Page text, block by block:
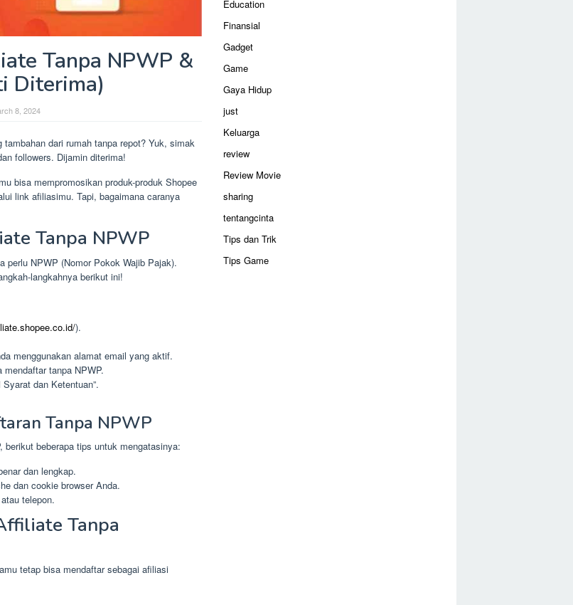
Tanpa NPWP &
Diterima)
8, 2024
dari rumah tanpa repot? Yuk, simak
followers. Dijamin diterima!
bisa mempromosikan produk-produk Shopee
link afiliasimu. Tapi, bagaimana caranya
Tanpa NPWP
perlu NPWP (Nomor Pokok Wajib Pajak).
langkahnya berikut ini!
).
menggunakan alamat email yang aktif.
mendaftar tanpa NPWP.
dan Ketentuan”.
Tanpa NPWP
beberapa tips untuk mengatasinya:
dan lengkap.
dan cookie browser Anda.
telepon.
Tanpa
tetap bisa mendaftar sebagai afiliasi
Education
Finansial
Gadget
Game
Gaya Hidup
just
Keluarga
review
Review Movie
sharing
tentangcinta
Tips dan Trik
Tips Game